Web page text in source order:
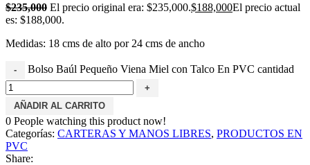
$235,000 El precio original era: $235,000.$188,000El precio actual
es: $188,000.
Medidas: 18 cms de alto por 24 cms de ancho
Bolso Baúl Pequeño Viena Miel con Talco En PVC cantidad
AÑADIR AL CARRITO
0 People watching this product now!
Categorías: CARTERAS Y MANOS LIBRES, PRODUCTOS EN
PVC
Share: